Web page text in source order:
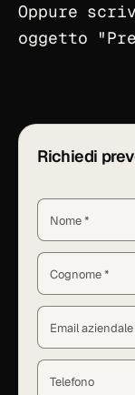
Oppure
oggetto
Richiedi
Nome *
Cognome *
Email
Telefono